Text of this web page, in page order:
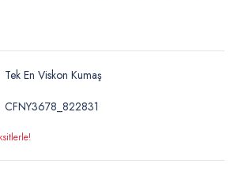
Tek En Viskon Kumaş
CFNY3678_822831